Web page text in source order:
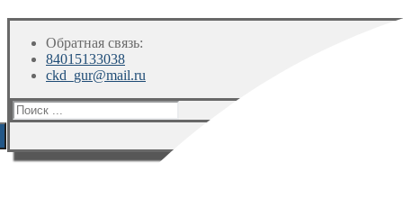
Обратная связь:
84015133038
ckd_gur@mail.ru
Искать: